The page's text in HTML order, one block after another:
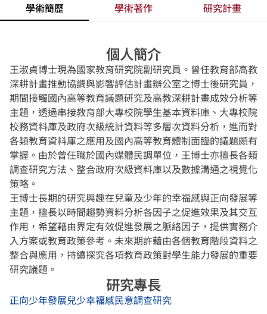
學術簡歷 學術著作 研究計畫
個人簡介
王淑貞博士現為國家教育研究院副研究員。曾任教育部高教
深耕計畫推動協調與影響評估計畫辦公室之博士後研究員，
期間接觸國內高等教育議題研究及高教深耕計畫成效分析等
主題，透過串接教育部大專校院學生基本資料庫、大專校院
校務資料庫及政府次級統計資料等多層次資料分析，進而對
各類教育資料庫之應用及國內高等教育體制面臨的議題頗有
掌握。由於曾任職於國內媒體民調單位，王博士亦擅長各類
調查研究方法、整合政府次級資料庫以及數據溝通之視覺化
策略。
王博士長期的研究興趣在兒童及少年的幸福感與正向發展等
主題，擅長以時間趨勢資料分析各因子之促進效果及其交互
作用，希望藉由界定有效促進發展之脈絡因子，提供實務介
入方案或教育政策參考。未來期許藉由各個教育階段資料之
整合與應用，持續探究各項教育政策對學生能力發展的重要
研究議題。
研究專長
正向少年發展兒少幸福感民意調查研究